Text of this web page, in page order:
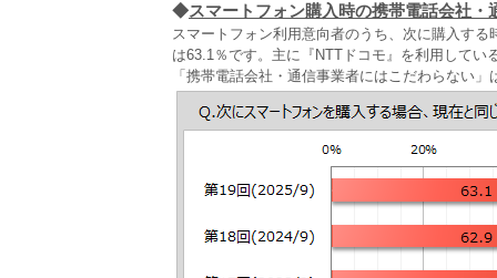
◆スマートフォン購入時の携帯電話会社・
スマートフォン利用意向者のうち、次に購入す
は63.1％です。主に『NTTドコモ』を利用してい
「携帯電話会社・通信事業者にはこだわらない」